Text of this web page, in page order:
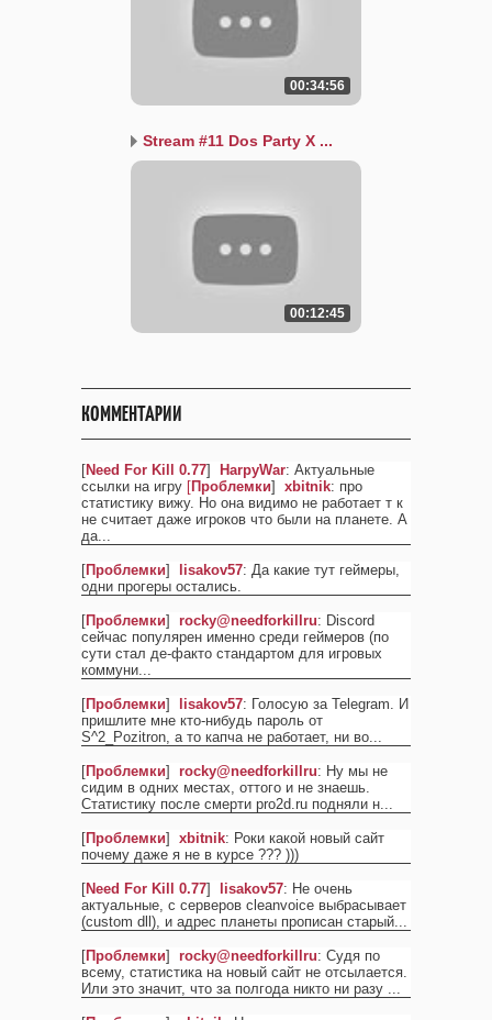
00:34:56
Stream #11 Dos Party X ...
00:12:45
КОММЕНТАРИИ
[Need For Kill 0.77] HarpyWar: Актуальные
ссылки на игру [Проблемки] xbitnik: про
статистику вижу. Но она видимо не работает т к
не считает даже игроков что были на планете. А
да...
[Проблемки] lisakov57: Да какие тут геймеры,
одни прогеры остались.
[Проблемки] rocky@needforkillru: Discord
сейчас популярен именно среди геймеров (по
сути стал де-факто стандартом для игровых
коммуни...
[Проблемки] lisakov57: Голосую за Telegram. И
пришлите мне кто-нибудь пароль от
S^2_Pozitron, а то капча не работает, ни во...
[Проблемки] rocky@needforkillru: Ну мы не
сидим в одних местах, оттого и не знаешь.
Статистику после смерти pro2d.ru подняли н...
[Проблемки] xbitnik: Роки какой новый сайт
почему даже я не в курсе ??? )))
[Need For Kill 0.77] lisakov57: Не очень
актуальные, с серверов cleanvoice выбрасывает
(custom dll), и адрес планеты прописан старый...
[Проблемки] rocky@needforkillru: Судя по
всему, статистика на новый сайт не отсылается.
Или это значит, что за полгода никто ни разу ...